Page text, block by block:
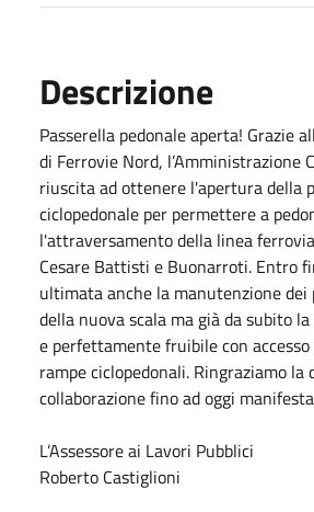
Descrizione
Passerella pedonale aperta! Grazie
di Ferrovie Nord, l’Amministrazione
riuscita ad ottenere l'apertura della
ciclopedonale per permettere a
l'attraversamento della linea
Cesare Battisti e Buonarroti. Entro
ultimata anche la manutenzione dei
della nuova scala ma già da subito
e perfettamente fruibile con
rampe ciclopedonali. Ringraziamo
collaborazione fino ad oggi
L’Assessore ai Lavori Pubblici
Roberto Castiglioni